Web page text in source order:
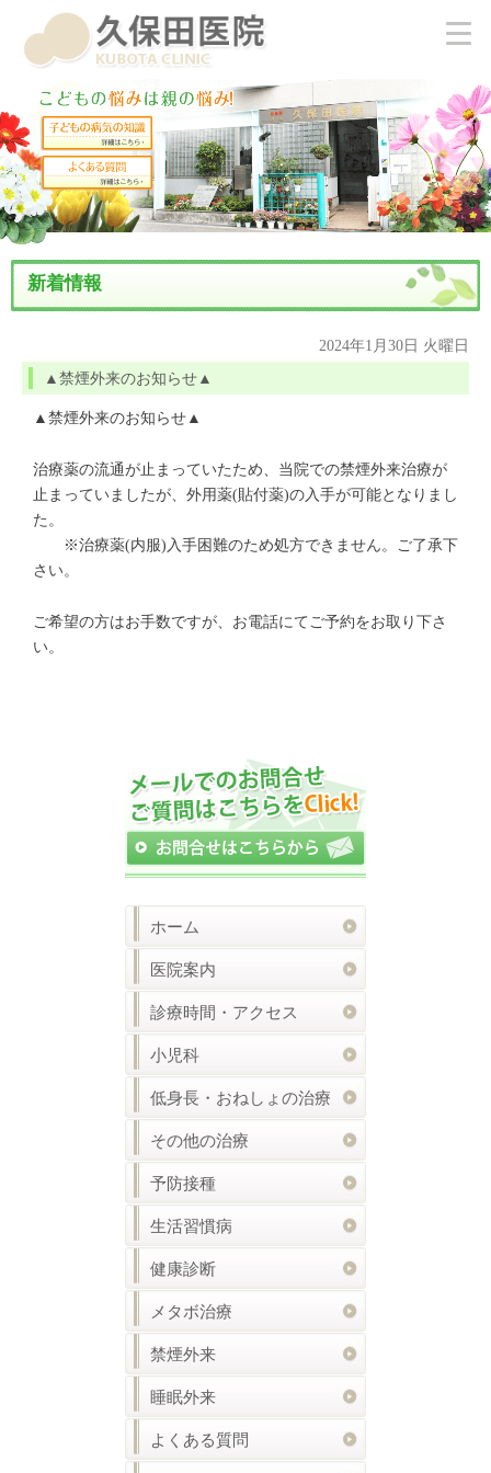
新着情報
2024年1月30日 火曜日
▲禁煙外来のお知らせ▲
▲禁煙外来のお知らせ▲
治療薬の流通が止まっていたため、当院での禁煙外来治療が
止まっていましたが、外用薬(貼付薬)の入手が可能となりまし
た。
※治療薬(内服)入手困難のため処方できません。ご了承下
さい。
ご希望の方はお手数ですが、お電話にてご予約をお取り下さ
い。
ホーム
医院案内
診療時間・アクセス
小児科
低身長・おねしょの治療
その他の治療
予防接種
生活習慣病
健康診断
メタボ治療
禁煙外来
睡眠外来
よくある質問